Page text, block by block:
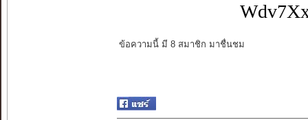
ข้อความนี้ มี 8 สมาชิก มาชื่นชม